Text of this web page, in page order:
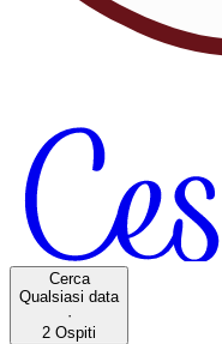
Cerca
Qualsiasi data
·
2 Ospiti